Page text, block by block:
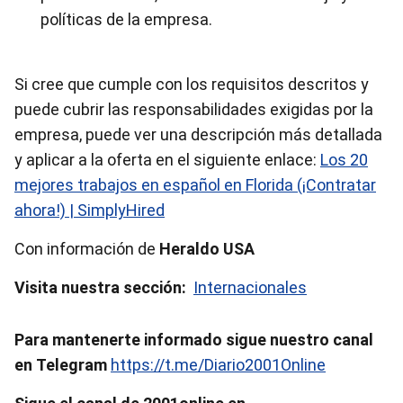
políticas de la empresa.
Si cree que cumple con los requisitos descritos y
puede cubrir las responsabilidades exigidas por la
empresa, puede ver una descripción más detallada
y aplicar a la oferta en el siguiente enlace: Los 20
mejores trabajos en español en Florida (¡Contratar
ahora!) | SimplyHired
Con información de Heraldo USA
Visita nuestra sección: Internacionales
Para mantenerte informado sigue nuestro canal
en Telegram https://t.me/Diario2001Online